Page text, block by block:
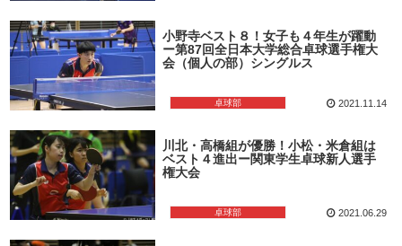
卓球部
小野寺ベスト８！女子も４年生が躍動
ー第87回全日本大学総合卓球選手権大
会（個人の部）シングルス
2021.11.14
卓球部
川北・高橋組が優勝！小松・米倉組は
ベスト４進出ー関東学生卓球新人選手
権大会
2021.06.29